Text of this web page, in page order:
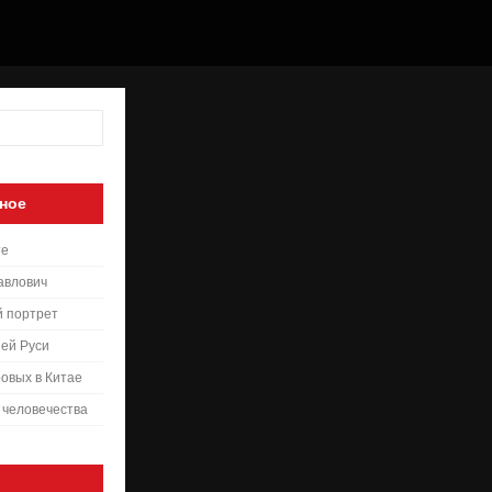
портрет
Руси
в Китае